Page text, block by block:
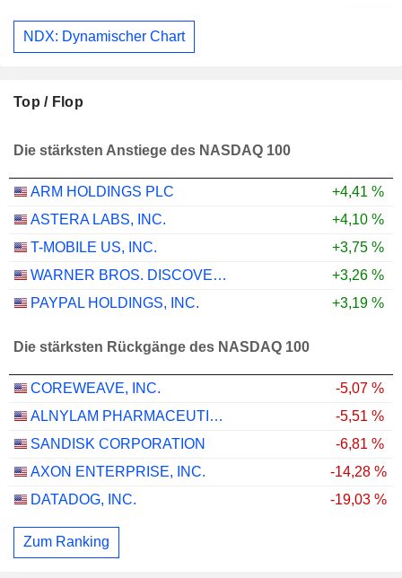
NDX: Dynamischer Chart
Top / Flop
Die stärksten Anstiege des NASDAQ 100
ARM HOLDINGS PLC
+4,41 %
ASTERA LABS, INC.
+4,10 %
T-MOBILE US, INC.
+3,75 %
WARNER BROS. DISCOVERY, INC.
+3,26 %
PAYPAL HOLDINGS, INC.
+3,19 %
Die stärksten Rückgänge des NASDAQ 100
COREWEAVE, INC.
-5,07 %
ALNYLAM PHARMACEUTICALS, INC.
-5,51 %
SANDISK CORPORATION
-6,81 %
AXON ENTERPRISE, INC.
-14,28 %
DATADOG, INC.
-19,03 %
Zum Ranking